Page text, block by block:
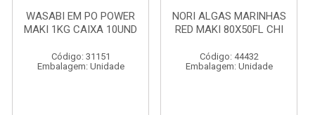
WASABI EM PO POWER
MAKI 1KG CAIXA 10UND
Código: 31151
Embalagem: Unidade
NORI ALGAS MARINHAS
RED MAKI 80X50FL CHI
Código: 44432
Embalagem: Unidade